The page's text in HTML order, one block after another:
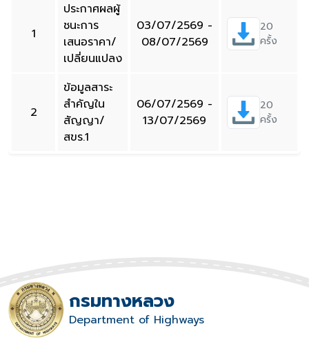
1
ประกาศผลผู้
ชนะการ
เสนอราคา/
เปลี่ยนแปลง
03/07/2569 -
08/07/2569
20
ครั้ง
2
ข้อมูลสาระ
สำคัญใน
สัญญา/
สขร.1
06/07/2569 -
13/07/2569
20
ครั้ง
กรมทางหลวง
Department of Highways